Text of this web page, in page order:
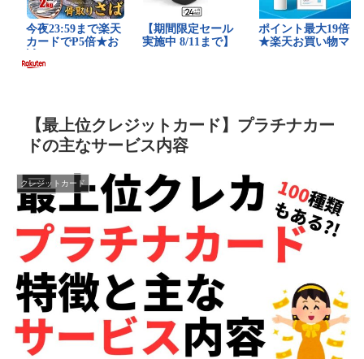
【最上位クレジットカード】プラチナカー
ドの主なサービス内容
クレジットカード